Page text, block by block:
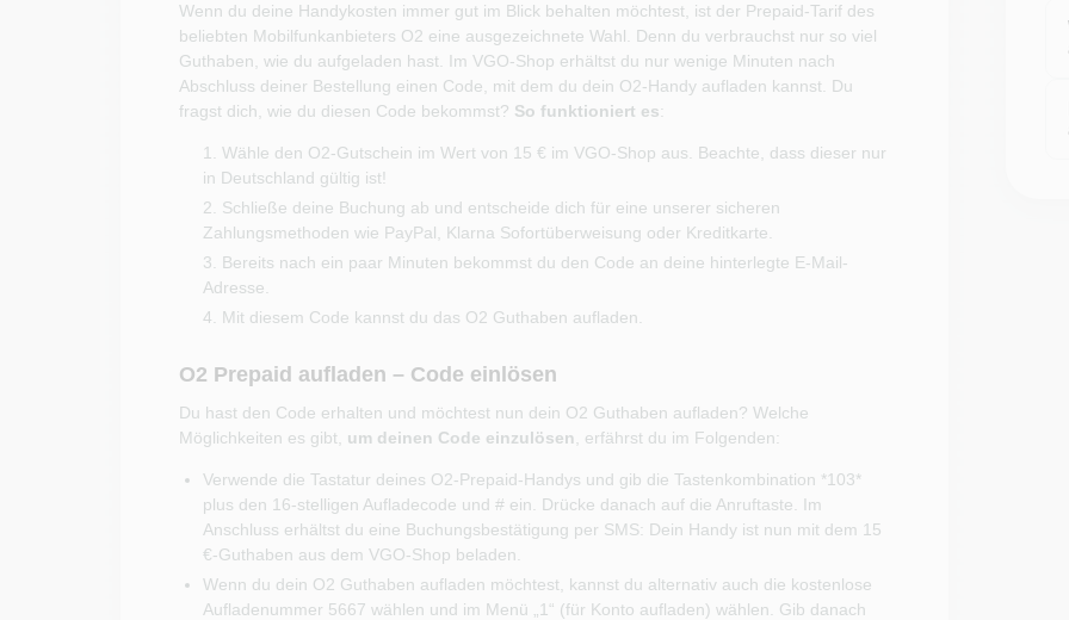
Wenn du deine Handykosten immer gut im Blick behalten möchtest, ist der Prepaid-Tarif des
beliebten Mobilfunkanbieters O2 eine ausgezeichnete Wahl. Denn du verbrauchst nur so viel
Guthaben, wie du aufgeladen hast. Im VGO-Shop erhältst du nur wenige Minuten nach
Abschluss deiner Bestellung einen Code, mit dem du dein O2-Handy aufladen kannst. Du
fragst dich, wie du diesen Code bekommst? So funktioniert es:
Wähle den O2-Gutschein im Wert von 15 € im VGO-Shop aus. Beachte, dass dieser nur
in Deutschland gültig ist!
Schließe deine Buchung ab und entscheide dich für eine unserer sicheren
Zahlungsmethoden wie PayPal, Klarna Sofortüberweisung oder Kreditkarte.
Bereits nach ein paar Minuten bekommst du den Code an deine hinterlegte E-Mail-
Adresse.
Mit diesem Code kannst du das O2 Guthaben aufladen.
O2 Prepaid aufladen – Code einlösen
Du hast den Code erhalten und möchtest nun dein O2 Guthaben aufladen? Welche
Möglichkeiten es gibt, um deinen Code einzulösen , erfährst du im Folgenden:
Verwende die Tastatur deines O2-Prepaid-Handys und gib die Tastenkombination *103*
plus den 16-stelligen Aufladecode und # ein. Drücke danach auf die Anruftaste. Im
Anschluss erhältst du eine Buchungsbestätigung per SMS: Dein Handy ist nun mit dem 15
€-Guthaben aus dem VGO-Shop beladen.
Wenn du dein O2 Guthaben aufladen möchtest, kannst du alternativ auch die kostenlose
Aufladenummer 5667 wählen und im Menü „1“ (für Konto aufladen) wählen. Gib danach